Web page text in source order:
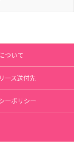
ついて
ース送付先
ーポリシー